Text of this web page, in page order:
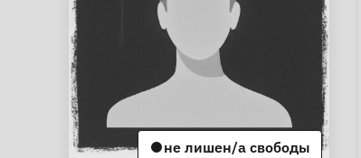
не лишен/а свободы